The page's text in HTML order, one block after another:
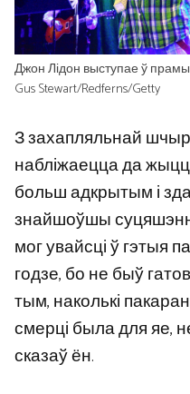
Джон Лідон выступае ў
Gus Stewart/Redferns/Getty
З захапляльнай
набліжаецца да
больш адкрытым і
знайшоўшы
мог увайсці ў гэтыя
годзе, бо не быў
тым, наколькі
смерці была для яе,
сказаў ён.